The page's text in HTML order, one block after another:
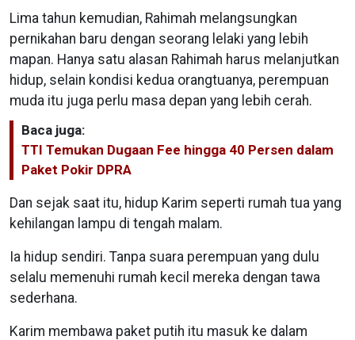
Lima tahun kemudian, Rahimah melangsungkan
pernikahan baru dengan seorang lelaki yang lebih
mapan. Hanya satu alasan Rahimah harus melanjutkan
hidup, selain kondisi kedua orangtuanya, perempuan
muda itu juga perlu masa depan yang lebih cerah.
Baca juga:
TTI Temukan Dugaan Fee hingga 40 Persen dalam
Paket Pokir DPRA
Dan sejak saat itu, hidup Karim seperti rumah tua yang
kehilangan lampu di tengah malam.
Ia hidup sendiri. Tanpa suara perempuan yang dulu
selalu memenuhi rumah kecil mereka dengan tawa
sederhana.
Karim membawa paket putih itu masuk ke dalam